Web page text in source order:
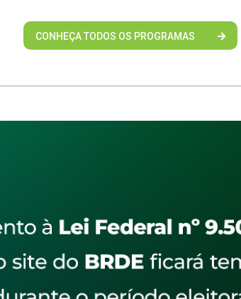
CONHEÇA TODOS OS PROGRAMAS